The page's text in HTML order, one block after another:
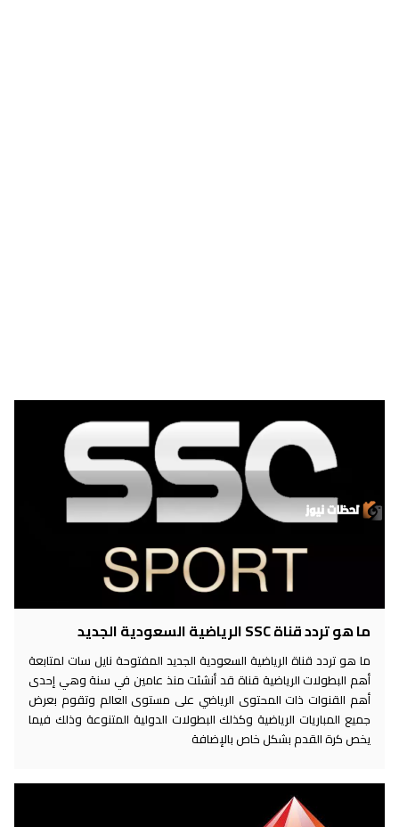
ما هو تردد قناة SSC الرياضية السعودية الجديد
ما هو تردد قناة الرياضية السعودية الجديد المفتوحة نايل سات لمتابعة
أهم البطولات الرياضية قناة قد أنشئت منذ عامين في سنة وهي إحدى
أهم القنوات ذات المحتوى الرياضي على مستوى العالم وتقوم بعرض
جميع المباريات الرياضية وكذلك البطولات الدولية المتنوعة وذلك فيما
يخص كرة القدم بشكل خاص بالإضافة